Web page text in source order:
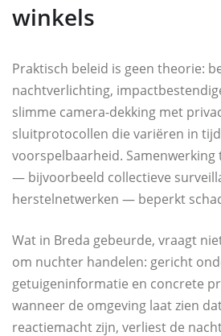
winkels
Praktisch beleid is geen theorie:
nachtverlichting,
slimme camera-dekking met
sluitprotocollen die variëren in
voorspelbaarheid.
— bijvoorbeeld collectieve
herstelnetwerken — beperkt
Wat in Breda gebeurde, vraagt
om nuchter handelen: gericht
getuigeninformatie en concrete
wanneer de omgeving laat zien
reactiemacht zijn, verliest de